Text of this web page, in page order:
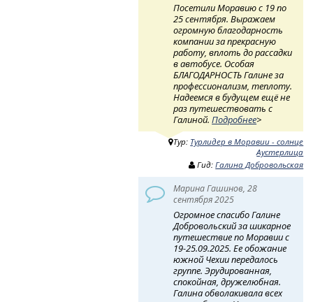
Посетили Моравию с 19 по
25 сентября. Выражаем
огромную благодарность
компании за прекрасную
работу, вплоть до рассадки
в автобусе. Особая
БЛАГОДАРНОСТЬ Галине за
профессионализм, теплоту.
Надеемся в будущем ещё не
раз путешествовать с
Галиной.Подробнее>
Тур: Турлидер в Моравии - солнце
Аустерлица
Гид:Галина Добровольская
Марина Гашинов, 28
сентября 2025
Огромное спасибо Галине
Добровольский за шикарное
путешествие по Моравии с
19-25.09.2025. Ее обожание
южной Чехии передалось
группе. Эрудированная,
спокойная, дружелюбная.
Галина обволакивала всех